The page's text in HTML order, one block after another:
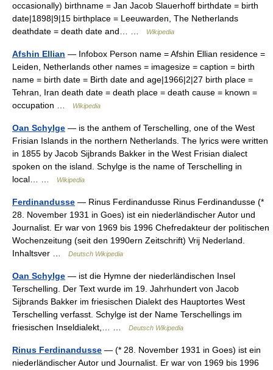
occasionally) birthname = Jan Jacob Slauerhoff birthdate = birth
date|1898|9|15 birthplace = Leeuwarden, The Netherlands
deathdate = death date and… …
Wikipedia
Afshin Ellian — Infobox Person name = Afshin Ellian residence =
Leiden, Netherlands other names = imagesize = caption = birth
name = birth date = Birth date and age|1966|2|27 birth place =
Tehran, Iran death date = death place = death cause = known =
occupation …
Wikipedia
Oan Schylge — is the anthem of Terschelling, one of the West
Frisian Islands in the northern Netherlands. The lyrics were written
in 1855 by Jacob Sijbrands Bakker in the West Frisian dialect
spoken on the island. Schylge is the name of Terschelling in
local… …
Wikipedia
Ferdinandusse — Rinus Ferdinandusse Rinus Ferdinandusse (*
28. November 1931 in Goes) ist ein niederländischer Autor und
Journalist. Er war von 1969 bis 1996 Chefredakteur der politischen
Wochenzeitung (seit den 1990ern Zeitschrift) Vrij Nederland.
Inhaltsver …
Deutsch Wikipedia
Oan Schylge — ist die Hymne der niederländischen Insel
Terschelling. Der Text wurde im 19. Jahrhundert von Jacob
Sijbrands Bakker im friesischen Dialekt des Hauptortes West
Terschelling verfasst. Schylge ist der Name Terschellings im
friesischen Inseldialekt,… …
Deutsch Wikipedia
Rinus Ferdinandusse — (* 28. November 1931 in Goes) ist ein
niederländischer Autor und Journalist. Er war von 1969 bis 1996